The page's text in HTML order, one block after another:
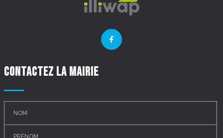
Contactez la mairie